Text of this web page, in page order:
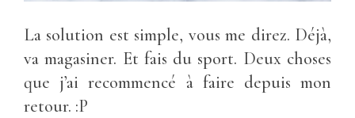
La solution est simple, vous me direz. Déjà,
va magasiner. Et fais du sport. Deux choses
que j’ai recommencé à faire depuis mon
retour. :P